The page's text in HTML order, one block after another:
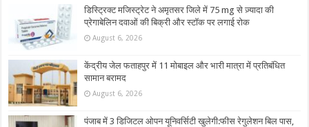
डिस्ट्रिक्ट मजिस्ट्रेट ने अमृतसर जिले में 75 mg से ज़्यादा की
प्रेगाबेलिन दवाओं की बिक्री और स्टॉक पर लगाई रोक
August 6, 2026
केंद्रीय जेल फताहपुर में 11 मोबाइल और भारी मात्रा में प्रतिबंधित
सामान बरामद
August 6, 2026
पंजाब में 3 डिजिटल ओपन यूनिवर्सिटी खुलेगी:फीस रेगुलेशन बिल पास,